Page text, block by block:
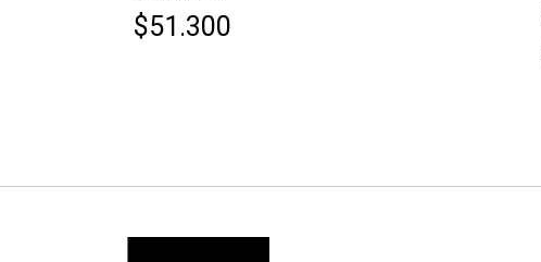
$51.300